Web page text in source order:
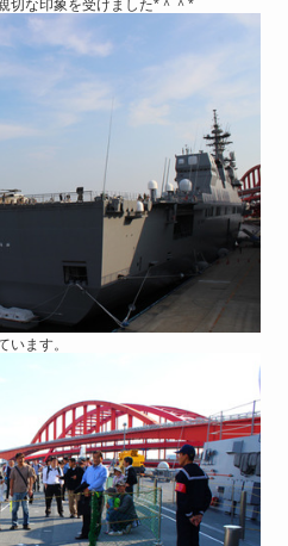
切な印象を受けました*＾＾*
います。